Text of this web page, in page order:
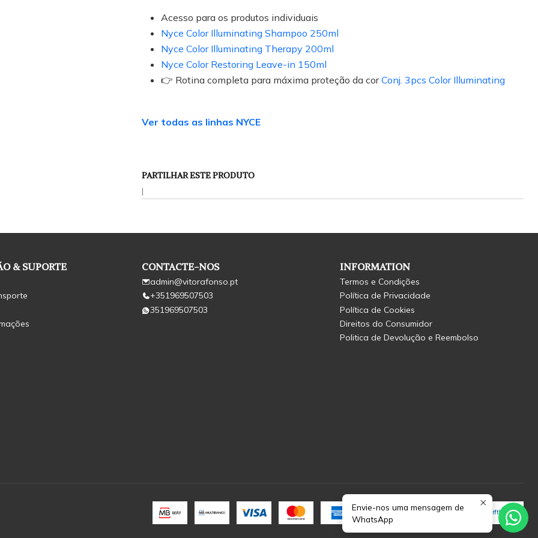
Acesso para os produtos individuais
Nyce Color Illuminating Shampoo 250ml
Nyce Color Illuminating Therapy 200ml
Nyce Color Restoring Leave-in 150ml
👉 Rotina completa para máxima proteção da corConj. 3pcs Color Illuminating
Ver todas as linhas NYCE
PARTILHAR ESTE PRODUTO
|
& SUPORTE CONTACTE-NOS
admin@vitorafonso.pt
+351969507503
351969507503
INFORMATION
Termos e Condições
Política de Privacidade
Política de Cookies
Direitos do Consumidor
Politica de Devolução e Reembolso
Envie-nos uma mensagem de
WhatsApp